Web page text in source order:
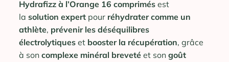
Hydrafizz à l’Orange 16 comprimés est
la solution expert pour réhydrater comme un
athlète, prévenir les déséquilibres
électrolytiques et booster la récupération, grâce
à son complexe minéral breveté et son goût